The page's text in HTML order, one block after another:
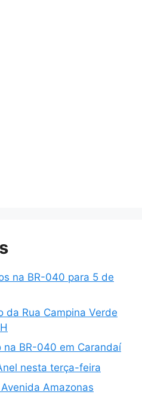
na BR-040 para 5 de
da Rua Campina Verde
BR-040 em Carandaí
nesta terça-feira
Amazonas